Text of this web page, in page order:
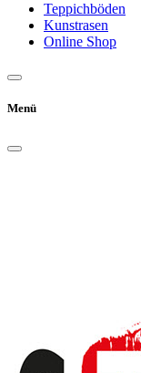
Teppichböden
Kunstrasen
Online Shop
Menü